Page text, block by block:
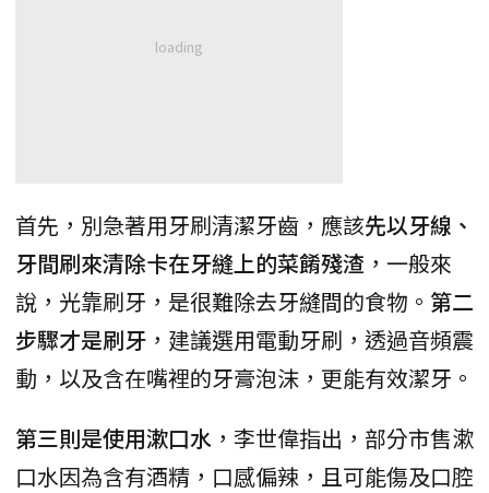
首先，別急著用牙刷清潔牙齒，應該先以牙線、
牙間刷來清除卡在牙縫上的菜餚殘渣 ，一般來
說，光靠刷牙，是很難除去牙縫間的食物。 第二
步驟才是刷牙 ，建議選用電動牙刷，透過音頻震
動，以及含在嘴裡的牙膏泡沫，更能有效潔牙。
第三則是使用漱口水 ，李世偉指出，部分市售漱
口水因為含有酒精，口感偏辣，且可能傷及口腔